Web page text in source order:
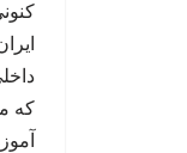
که